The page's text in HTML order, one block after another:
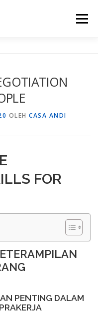
Menu
EVALUASI
OLEH CASA ANDI
FOR
PENTING DALAM